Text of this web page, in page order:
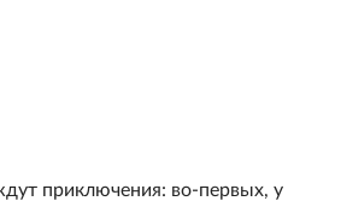
приключения: во-первых, у